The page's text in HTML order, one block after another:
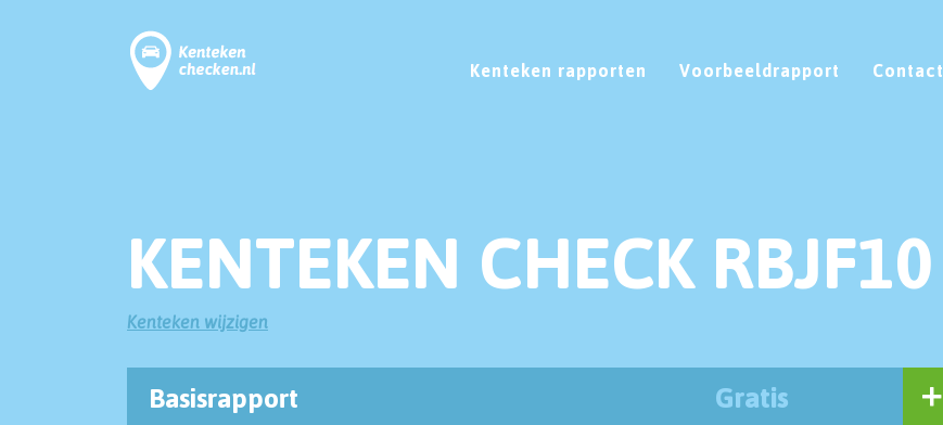
Kenteken rapporten Voorbeeldrapport Contact
KENTEKEN CHECK RBJF10
Kenteken wijzigen
Basisrapport Gratis